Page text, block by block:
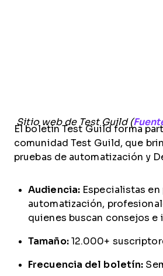
Sitio web de Test Guild (
El boletín Test Guild forma
comunidad Test Guild, que
pruebas de automatización y
Audiencia: Especialistas en
automatización,
quienes buscan consejos e
Tamaño: 12.000+
Frecuencia del boletín: